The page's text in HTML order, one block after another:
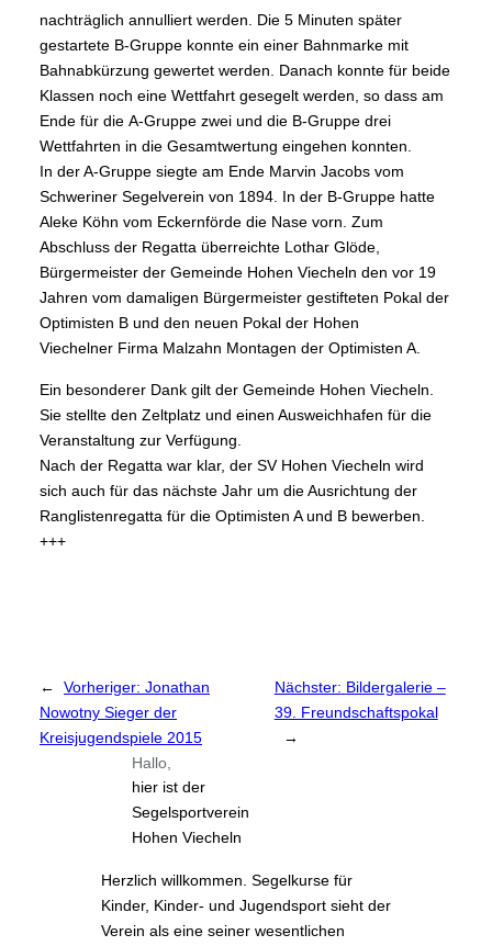
nachträglich annulliert werden. Die 5 Minuten später
gestartete B-Gruppe konnte ein einer Bahnmarke mit
Bahnabkürzung gewertet werden. Danach konnte für beide
Klassen noch eine Wettfahrt gesegelt werden, so dass am
Ende für die A-Gruppe zwei und die B-Gruppe drei
Wettfahrten in die Gesamtwertung eingehen konnten.
In der A-Gruppe siegte am Ende Marvin Jacobs vom
Schweriner Segelverein von 1894. In der B-Gruppe hatte
Aleke Köhn vom Eckernförde die Nase vorn. Zum
Abschluss der Regatta überreichte Lothar Glöde,
Bürgermeister der Gemeinde Hohen Viecheln den vor 19
Jahren vom damaligen Bürgermeister gestifteten Pokal der
Optimisten B und den neuen Pokal der Hohen
Viechelner Firma Malzahn Montagen der Optimisten A.
Ein besonderer Dank gilt der Gemeinde Hohen Viecheln.
Sie stellte den Zeltplatz und einen Ausweichhafen für die
Veranstaltung zur Verfügung.
Nach der Regatta war klar, der SV Hohen Viecheln wird
sich auch für das nächste Jahr um die Ausrichtung der
Ranglistenregatta für die Optimisten A und B bewerben.
+++
← Vorheriger: Jonathan
Nowotny Sieger der
Kreisjugendspiele 2015
Nächster: Bildergalerie –
39. Freundschaftspokal
→
Hallo,
hier ist der
Segelsportverein
Hohen Viecheln
Herzlich willkommen. Segelkurse für
Kinder, Kinder- und Jugendsport sieht der
Verein als eine seiner wesentlichen